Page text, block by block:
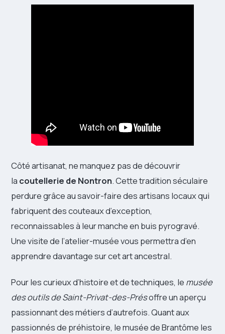
Côté artisanat, ne manquez pas de découvrir
la coutellerie de Nontron. Cette tradition séculaire
perdure grâce au savoir-faire des artisans locaux qui
fabriquent des couteaux d’exception,
reconnaissables à leur manche en buis pyrogravé.
Une visite de l’atelier-musée vous permettra d’en
apprendre davantage sur cet art ancestral.
Pour les curieux d’histoire et de techniques, le musée
des outils de Saint-Privat-des-Présoffre un aperçu
passionnant des métiers d’autrefois. Quant aux
passionnés de préhistoire, le musée de Brantôme les